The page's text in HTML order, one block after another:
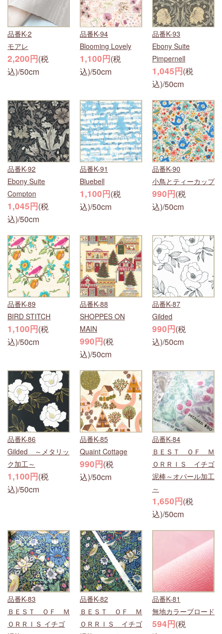
品番K-2
モアレ
2,200円(税
込)/50cm
品番K-94
Blooming Lovely
1,100円(税
込)/50cm
品番K-93
Ebony Suite
Pimpernell
1,045円(税
込)/50cm
品番K-92
Ebony Suite
Compton
1,045円(税
込)/50cm
品番K-91
Bluebell
1,100円(税
込)/50cm
品番K-90
小鳥とティーカップ
990円(税
込)/50cm
品番K-89
BIRD STITCH
1,100円(税
込)/50cm
品番K-88
SHOPPES ON
MAIN
990円(税
込)/50cm
品番K-87
Gilded
990円(税
込)/50cm
品番K-86
Gilded ～メタリッ
ク加工～
1,100円(税
込)/50cm
品番K-85
Quaint Cottage
990円(税
込)/50cm
品番K-84
ＢＥＳＴ ＯＦ Ｍ
ＯＲＲＩＳ イチゴ
泥棒～オパール加工
～
1,650円(税
込)/50cm
品番K-83
ＢＥＳＴ ＯＦ Ｍ
ＯＲＲＩＳ イチゴ
品番K-82
ＢＥＳＴ ＯＦ Ｍ
ＯＲＲＩＳ イチゴ
品番K-81
無地カラーブロード
594円(税